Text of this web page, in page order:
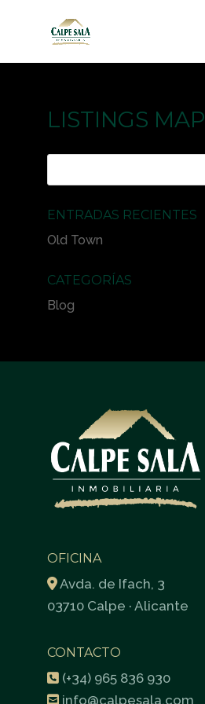
LISTINGS MAP
ENTRADAS RECIENTES
Old Town
CATEGORÍAS
Blog
OFICINA
Avda. de Ifach, 3
03710 Calpe · Alicante
CONTACTO
(+34) 965 836 930
info@calpesala.com